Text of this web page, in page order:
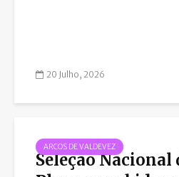
20 Julho, 2026
ARCOS DE VALDEVEZ
Seleção Nacional